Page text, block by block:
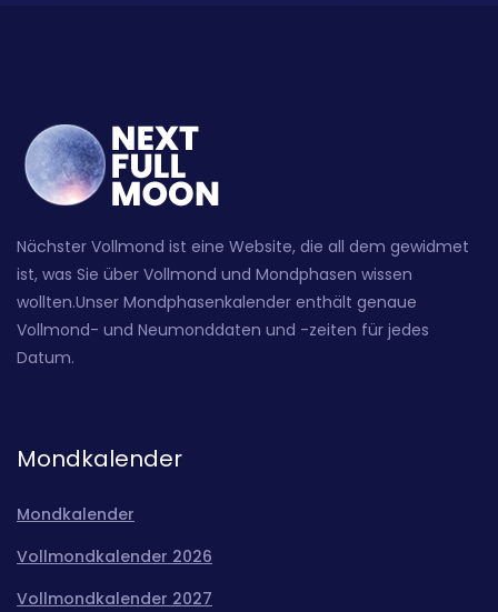
Nächster Vollmond ist eine Website, die all dem gewidmet
ist, was Sie über Vollmond und Mondphasen wissen
wollten.Unser Mondphasenkalender enthält genaue
Vollmond- und Neumonddaten und -zeiten für jedes
Datum.
Mondkalender
Mondkalender
Vollmondkalender 2026
Vollmondkalender 2027